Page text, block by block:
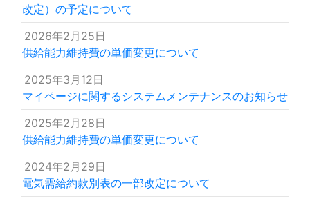
改定）の予定について
2026年2月25日
供給能力維持費の単価変更について
2025年3月12日
マイページに関するシステムメンテナンスのお知らせ
2025年2月28日
供給能力維持費の単価変更について
2024年2月29日
電気需給約款別表の一部改定について